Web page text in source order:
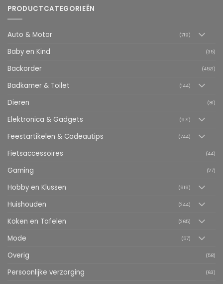
PRODUCTCATEGORIEËN
Auto & Motor (719)
Baby en Kind (35)
Backorder (4521)
Badkamer & Toilet (144)
Dieren (81)
Elektronica & Gadgets (971)
Feestartikelen & Cadeautips (744)
Fietsaccessoires (44)
Gaming (27)
Hobby en Klussen (919)
Huishouden (244)
Koken en Tafelen (265)
Mode (57)
Overig (58)
Persoonlijke verzorging (63)